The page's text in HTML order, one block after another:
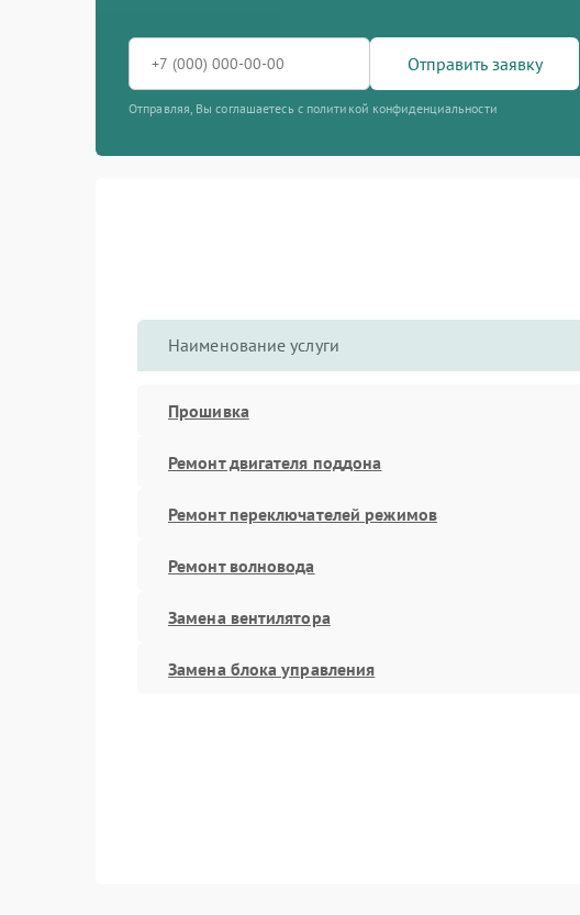
Отправить заявку
Отправляя, Вы соглашаетесь с политикой конфиденциальности
Наименование услуги
Прошивка
Ремонт двигателя поддона
Ремонт переключателей режимов
Ремонт волновода
Замена вентилятора
Замена блока управления